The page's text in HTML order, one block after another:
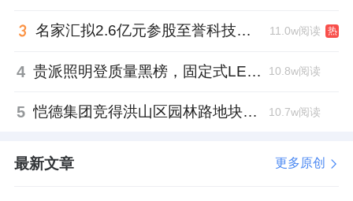
名家汇拟2.6亿元参股至誉科技，跨界布局工业级固态存储 11.0w阅读 热
4 贵派照明登质量黑榜，固定式LED灯具抽检不合格 10.8w阅读
5 恺德集团竞得洪山区园林路地块，引入贝好家C2M产品定位及营销服务 10.7w阅读
最新文章 更多原创